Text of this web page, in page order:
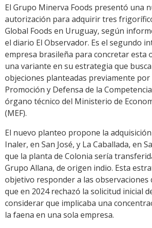
Link
El Grupo Minerva Foods presentó una
autorización para adquirir tres
Global Foods en Uruguay, según
el diario El Observador. Es el segundo
empresa brasileña para concretar esta
una variante en su estrategia que
objeciones planteadas previamente por
Promoción y Defensa de la
órgano técnico del Ministerio de
(MEF).
El nuevo planteo propone la
Inaler, en San José, y La Caballada, en
que la planta de Colonia sería
Grupo Allana, de origen indio. Esta
objetivo responder a las observaciones
que en 2024 rechazó la solicitud inicial
considerar que implicaba una
la faena en una sola empresa.